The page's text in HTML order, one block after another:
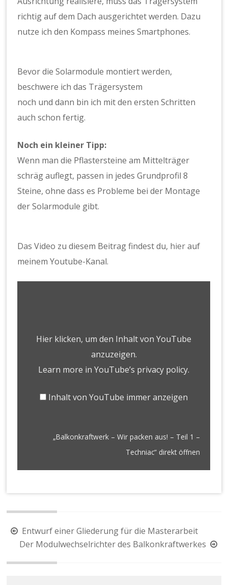
richtig auf dem Dach ausgerichtet werden. Dazu
nutze ich den Kompass meines Smartphones.
Bevor die Solarmodule montiert werden,
beschwere ich das Trägersystem
noch und dann bin ich mit den ersten Schritten
auch schon fertig.
Noch ein kleiner Tipp:
Wenn man die Pflastersteine am Mittelträger
schräg auflegt, passen in jedes Grundprofil 8
Steine, ohne dass es Probleme bei der Montage
der Solarmodule gibt.
Das Video zu diesem Beitrag findest du, hierauf
meinem Youtube-Kanal.
TECHNIAC“
ANZEIGEN
Hier klicken, um den Inhalt von YouTube
anzuzeigen.
Learn more inYouTube’s privacy policy.
Inhalt von YouTube immer anzeigen
„Balkonkraftwerk – Wir packen aus! – Teil 1 –
Techniac“ direkt öffnen
Beitragsnavigation
Entwurf einer Gliederung für die Masterarbeit
Der Modulwechselrichter des Balkonkraftwerkes